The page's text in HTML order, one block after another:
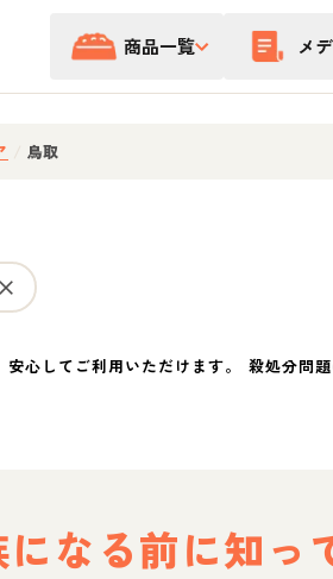
商品一覧 メ
鳥取
心してご利用いただけます。 殺処分問
になる前に知っ